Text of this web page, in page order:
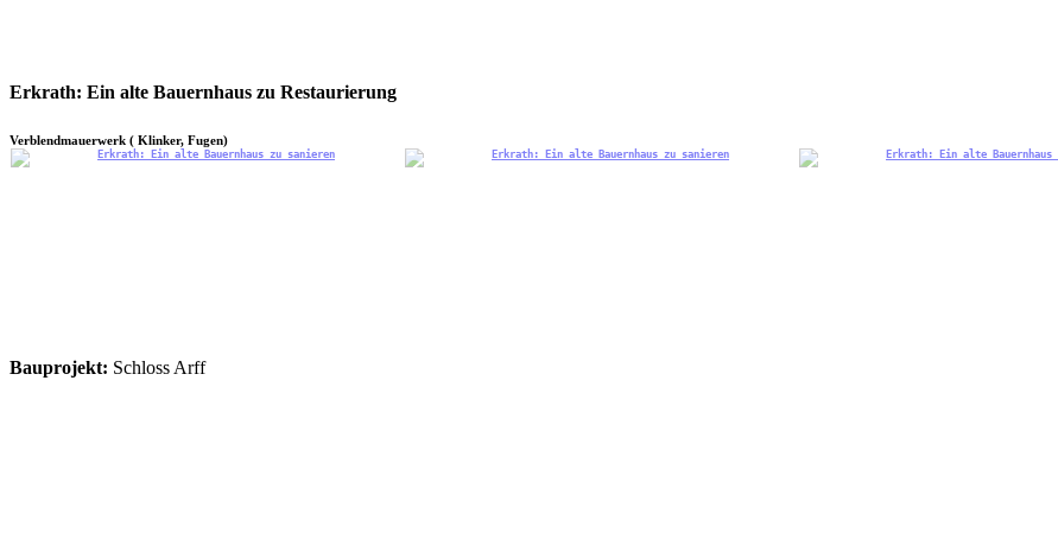
Erkrath: Ein alte Bauernhaus zu Restaurierung
Verblendmauerwerk ( Klinker, Fugen)
Bauprojekt: Schloss Arff